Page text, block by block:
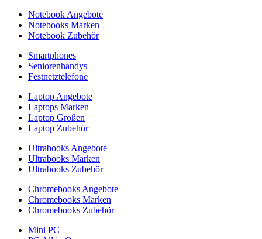
Notebook Angebote
Notebooks Marken
Notebook Zubehör
Smartphones
Seniorenhandys
Festnetztelefone
Laptop Angebote
Laptops Marken
Laptop Größen
Laptop Zubehör
Ultrabooks Angebote
Ultrabooks Marken
Ultrabooks Zubehör
Chromebooks Angebote
Chromebooks Marken
Chromebooks Zubehör
Mini PC